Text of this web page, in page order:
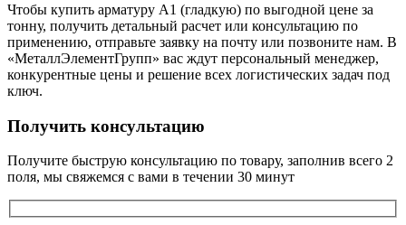
Чтобы купить арматуру А1 (гладкую) по выгодной цене за
тонну, получить детальный расчет или консультацию по
применению, отправьте заявку на почту или позвоните нам. В
«МеталлЭлементГрупп» вас ждут персональный менеджер,
конкурентные цены и решение всех логистических задач под
ключ.
Получить консультацию
Получите быструю консультацию по товару, заполнив всего 2
поля, мы свяжемся с вами в течении 30 минут